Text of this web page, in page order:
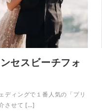
セスビーチフォ
ディングで１番人気の「プリ
させて […]